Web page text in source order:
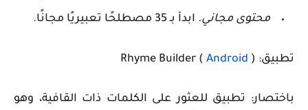
محتوى مجاني. ابدأ بـ 35 مصطلحًا تعبيريًا مجانًا.
تطبيق: Rhyme Builder ( Android )
باختصار: تطبيق للعثور على الكلمات ذات القافية، وهو